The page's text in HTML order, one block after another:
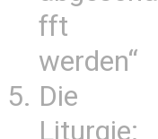
fft
werden“
Die
Liturgie: